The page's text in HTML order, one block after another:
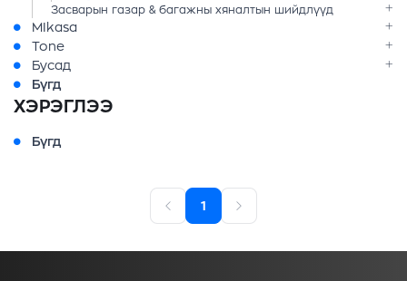
Засварын газар & багажны хяналтын шийдлүүд
MIkasa
Tone
Бусад
Бүгд
ХЭРЭГЛЭЭ
Бүгд
1